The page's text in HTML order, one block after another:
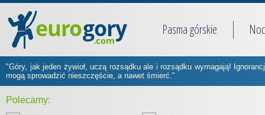
Pasma górskie
"Góry, jak jeden żywioł, uczą rozsądku ale i rozsądku wymagają!
mogą sprowadzić nieszczęście, a nawet śmierć."
Polecamy: